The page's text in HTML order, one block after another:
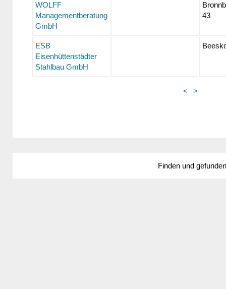
WOLFF
Managementberatung
GmbH
43
ESB
Eisenhüttenstädter
Stahlbau GmbH
< >
Finden und